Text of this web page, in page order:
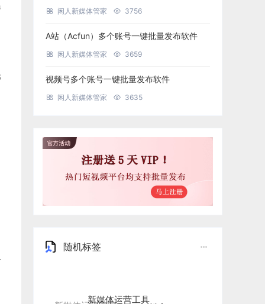
闲人新媒体管家 3756
A站（Acfun）多个账号一键批量发布软件
闲人新媒体管家 3659
视频号多个账号一键批量发布软件
闲人新媒体管家 3635
随机标签